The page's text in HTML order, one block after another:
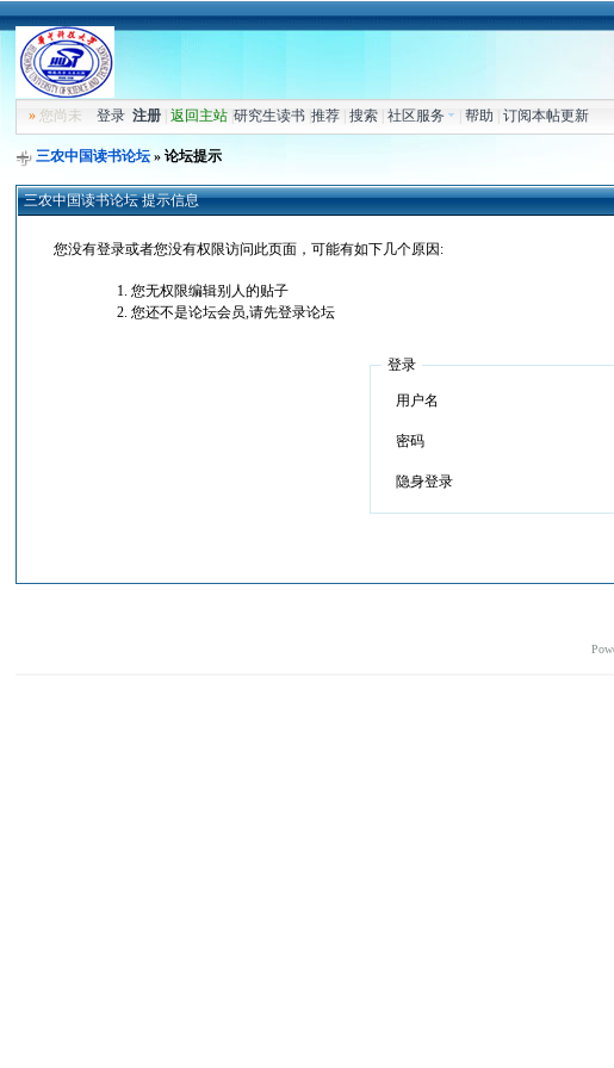
» 您尚未登录 注册 |返回主站 |研究生读书 |推荐 |搜索 |社区服务 |帮助 |订阅本帖更新
三农中国读书论坛» 论坛提示
三农中国读书论坛 提示信息
您没有登录或者您没有权限访问此页面，可能有如下几个原因:
您无权限编辑别人的贴子
您还不是论坛会员,请先登录论坛
登录
用户名
密码
隐身登录